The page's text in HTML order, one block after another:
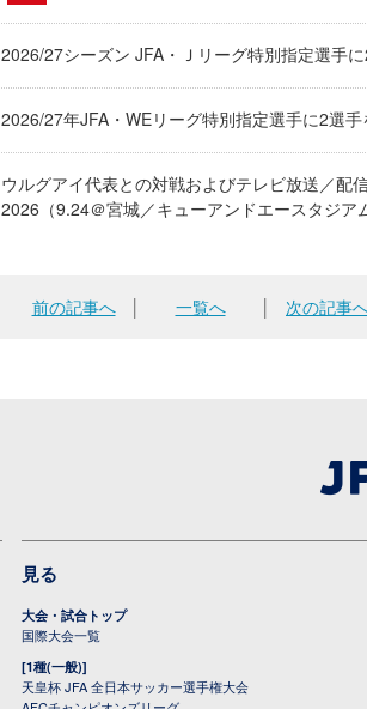
2026/27シーズン JFA・Ｊリーグ特別指定選手
2026/27年JFA・WEリーグ特別指定選手に2選手
ウルグアイ代表との対戦およびテレビ放送／
2026（9.24＠宮城／キューアンドエースタジア
前の記事へ│ 一覧へ 次の記事
見る
大会・試合トップ
国際大会一覧
[1種(一般)]
天皇杯 JFA 全日本サッカー選手権大会